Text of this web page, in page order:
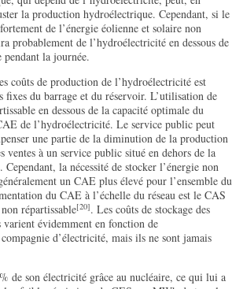
la production hydroélectrique. Cependant, si le
de l’énergie éolienne et solaire non
probablement de l’hydroélectricité en dessous de
la journée.
coûts de production de l’hydroélectricité est
fixes du barrage et du réservoir. L’utilisation de
en dessous de la capacité optimale du
de l’hydroélectricité. Le service public peut
une partie de la diminution de la production
ventes à un service public situé en dehors de la
la nécessité de stocker l’énergie non
un CAE plus élevé pour l’ensemble du
du CAE à l’échelle du réseau est le CAS
répartissable[20]. Les coûts de stockage des
varient évidemment en fonction de
d’électricité, mais ils ne sont jamais
de son électricité grâce au nucléaire, ce qui lui a